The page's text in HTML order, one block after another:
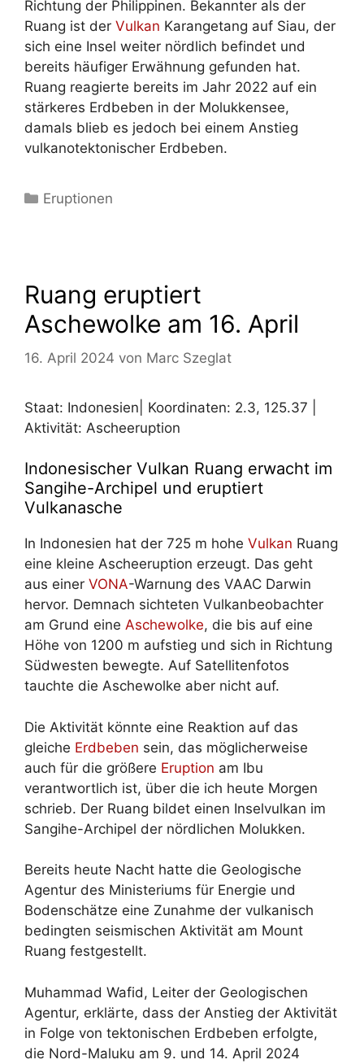
Richtung der Philippinen. Bekannter als der
Ruang ist der Vulkan Karangetang auf Siau, der
sich eine Insel weiter nördlich befindet und
bereits häufiger Erwähnung gefunden hat.
Ruang reagierte bereits im Jahr 2022 auf ein
stärkeres Erdbeben in der Molukkensee,
damals blieb es jedoch bei einem Anstieg
vulkanotektonischer Erdbeben.
Kategorien
Eruptionen
Ruang eruptiert
Aschewolke am 16. April
16. April 2024 von Marc Szeglat
Staat: Indonesien| Koordinaten: 2.3, 125.37
Aktivität: Ascheeruption
Indonesischer Vulkan Ruang erwacht im
Sangihe-Archipel und eruptiert
Vulkanasche
In Indonesien hat der 725 m hohe Vulkan Ruang
eine kleine Ascheeruption erzeugt. Das geht
aus einer VONA-Warnung des VAAC Darwin
hervor. Demnach sichteten Vulkanbeobachter
am Grund eine Aschewolke, die bis auf eine
Höhe von 1200 m aufstieg und sich in Richtung
Südwesten bewegte. Auf Satellitenfotos
tauchte die Aschewolke aber nicht auf.
Die Aktivität könnte eine Reaktion auf das
gleiche Erdbeben sein, das möglicherweise
auch für die größere Eruption am Ibu
verantwortlich ist, über die ich heute Morgen
schrieb. Der Ruang bildet einen Inselvulkan im
Sangihe-Archipel der nördlichen Molukken.
Bereits heute Nacht hatte die Geologische
Agentur des Ministeriums für Energie und
Bodenschätze eine Zunahme der vulkanisch
bedingten seismischen Aktivität am Mount
Ruang festgestellt.
Muhammad Wafid, Leiter der Geologischen
Agentur, erklärte, dass der Anstieg der Aktivität
in Folge von tektonischen Erdbeben erfolgte,
die Nord-Maluku am 9. und 14. April 2024